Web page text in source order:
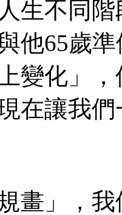
生不同
他65歲
變化」
在讓我
畫」，